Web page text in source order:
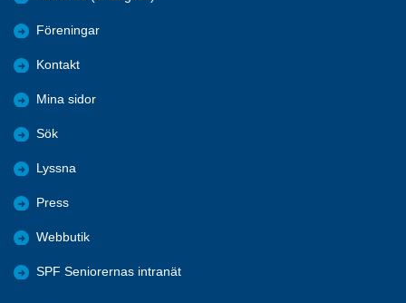
Föreningar
Kontakt
Mina sidor
Sök
Lyssna
Press
Webbutik
SPF Seniorernas intranät